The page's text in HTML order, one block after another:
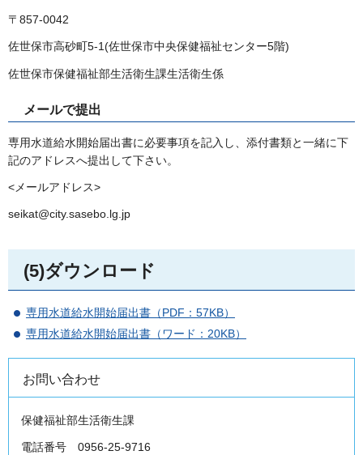
〒857-0042
佐世保市高砂町5-1(佐世保市中央保健福祉センター5階)
佐世保市保健福祉部生活衛生課生活衛生係
メールで提出
専用水道給水開始届出書に必要事項を記入し、添付書類と一緒に下
記のアドレスへ提出して下さい。
<メールアドレス>
seikat@city.sasebo.lg.jp
(5)ダウンロード
専用水道給水開始届出書（PDF：57KB）
専用水道給水開始届出書（ワード：20KB）
お問い合わせ
保健福祉部生活衛生課
電話番号 0956-25-9716